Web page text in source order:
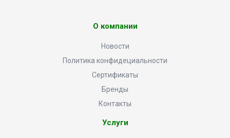
О компании
Новости
Политика конфидециальности
Сертификаты
Бренды
Контакты
Услуги